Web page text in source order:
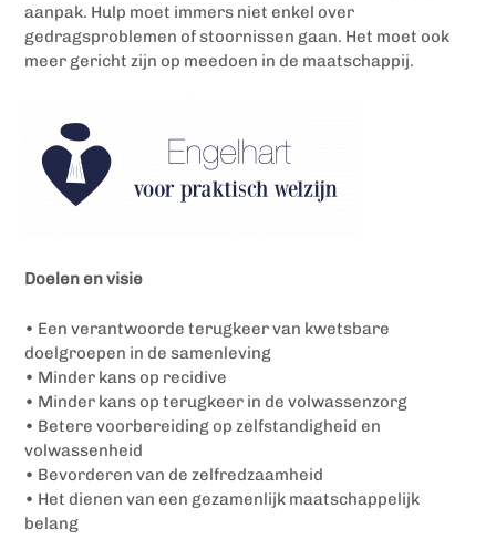
aanpak. Hulp moet immers niet enkel over
gedragsproblemen of stoornissen gaan. Het moet ook
meer gericht zijn op meedoen in de maatschappij.
Doelen en visie
• Een verantwoorde terugkeer van kwetsbare
doelgroepen in de samenleving
• Minder kans op recidive
• Minder kans op terugkeer in de volwassenzorg
• Betere voorbereiding op zelfstandigheid en
volwassenheid
• Bevorderen van de zelfredzaamheid
• Het dienen van een gezamenlijk maatschappelijk
belang